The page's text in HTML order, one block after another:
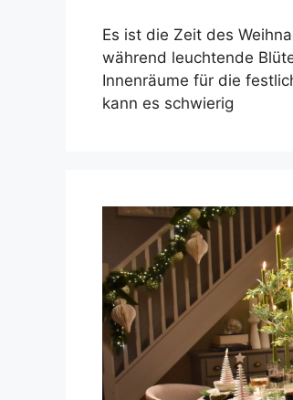
Es ist die Zeit des
während leuchtende
Innenräume für die
kann es schwierig